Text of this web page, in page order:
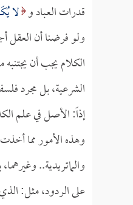
قدرات العباد و لا
ولو فرضنا أن العقل
الكلام يجب أن
الشرعية، بل مجرد
إذاً: الأصل في علم
وهذه الأمور مما
والماتريدية..
على الردود، مثل: